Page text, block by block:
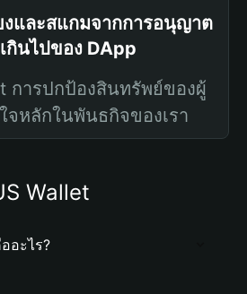
งและสแกมจากการอนุญาต
กินไปของ DApp
การปกป้องสินทรัพย์ของผู้
จหลักในพันธกิจของเรา
Wallet
อะไร?